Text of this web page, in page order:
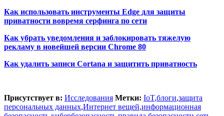
Как использовать инструменты Edge для защиты
приватности вовремя серфинга по сети
Как убрать уведомления и заблокировать тяжелую
рекламу в новейшей версии Chrome 80
Как удалить записи Cortana и защитить приватность
Присутствует в: Исследования Метки: IoT,блоги,защита
персональных данных,Интернет вещей,информационная